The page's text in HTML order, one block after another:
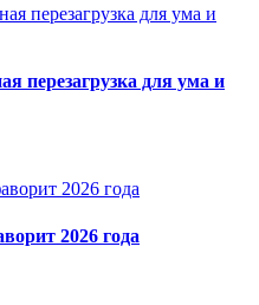
перезагрузка для ума и
2026 года